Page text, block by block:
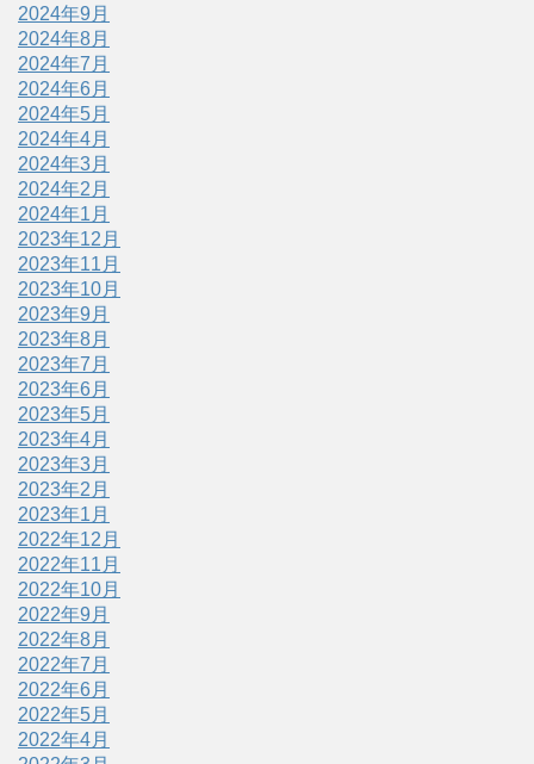
2024年9月
2024年8月
2024年7月
2024年6月
2024年5月
2024年4月
2024年3月
2024年2月
2024年1月
2023年12月
2023年11月
2023年10月
2023年9月
2023年8月
2023年7月
2023年6月
2023年5月
2023年4月
2023年3月
2023年2月
2023年1月
2022年12月
2022年11月
2022年10月
2022年9月
2022年8月
2022年7月
2022年6月
2022年5月
2022年4月